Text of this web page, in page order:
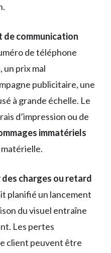
de communication
de téléphone
un prix mal
publicitaire, une
à grande échelle. Le
d’impression ou de
immatériels
charges ou retard
planifié un lancement
du visuel entraîne
Les pertes
client peuvent être